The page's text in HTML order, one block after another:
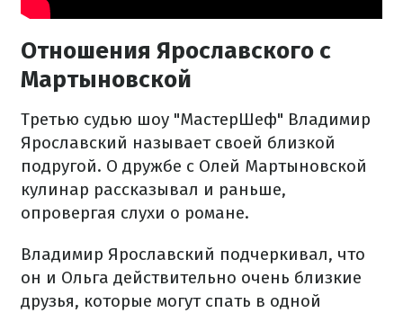
Отношения Ярославского с
Мартыновской
Третью судью шоу "МастерШеф" Владимир
Ярославский называет своей близкой
подругой. О дружбе с Олей Мартыновской
кулинар рассказывал и раньше,
опровергая слухи о романе.
Владимир Ярославский подчеркивал, что
он и Ольга действительно очень близкие
друзья, которые могут спать в одной